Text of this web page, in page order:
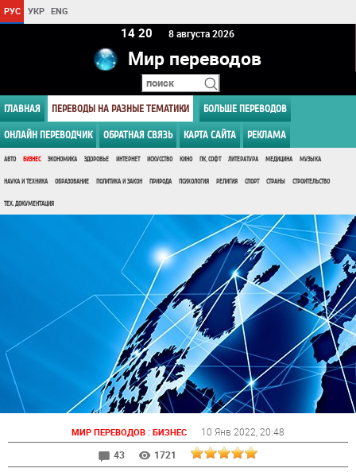
РУС УКР ENG
14:20 8 августа 2026
Мир переводов
ГЛАВНАЯ ПЕРЕВОДЫ НА РАЗНЫЕ ТЕМАТИКИ БОЛЬШЕ ПЕРЕВОДОВ
ОНЛАЙН ПЕРЕВОДЧИК ОБРАТНАЯ СВЯЗЬ КАРТА САЙТА РЕКЛАМА
АВТО БИЗНЕС ЭКОНОМИКА ЗДОРОВЬЕ ИНТЕРНЕТ ИСКУССТВО КИНО ПК, СОФТ ЛИТЕРАТУРА МЕДИЦИНА МУЗЫКА
НАУКА И ТЕХНИКА ОБРАЗОВАНИЕ ПОЛИТИКА И ЗАКОН ПРИРОДА ПСИХОЛОГИЯ РЕЛИГИЯ СПОРТ СТРАНЫ СТРОИТЕЛЬСТВО
ТЕХ. ДОКУМЕНТАЦИЯ
МИР ПЕРЕВОДОВ : БИЗНЕС 10 Янв 2022 , 20:48
43
1721